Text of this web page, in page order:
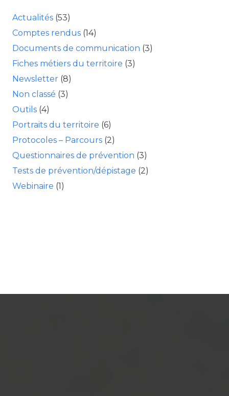
Actualités (53)
Comptes rendus (14)
Documents de communication (3)
Fiches métiers du territoire (3)
Newsletter (8)
Non classé (3)
Outils (4)
Portraits du territoire (6)
Protocoles – Parcours (2)
Questionnaires de prévention (3)
Tests de prévention/dépistage (2)
Webinaire (1)